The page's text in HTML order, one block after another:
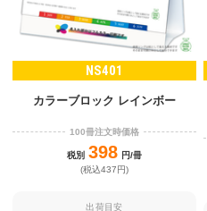
NS401
カラーブロック レインボー
100冊注文時価格
税別 398 円/冊
(税込437円)
出荷目安